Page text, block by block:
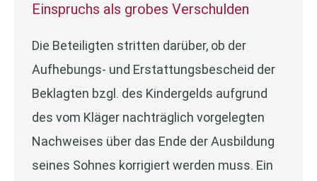
Einspruchs als grobes Verschulden
Die Beteiligten stritten darüber, ob der
Aufhebungs- und Erstattungsbescheid der
Beklagten bzgl. des Kindergelds aufgrund
des vom Kläger nachträglich vorgelegten
Nachweises über das Ende der Ausbildung
seines Sohnes korrigiert werden muss. Ein